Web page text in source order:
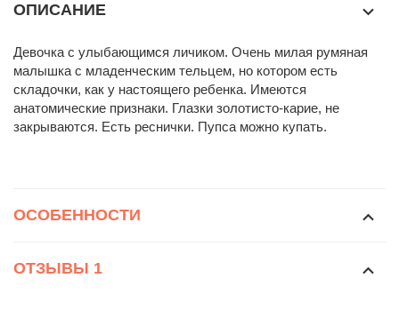
ОПИСАНИЕ
Девочка с улыбающимся личиком. Очень милая румяная
малышка с младенческим тельцем, но котором есть
складочки, как у настоящего ребенка. Имеются
анатомические признаки. Глазки золотисто-карие, не
закрываются. Есть реснички. Пупса можно купать.
ОСОБЕННОСТИ
ОТЗЫВЫ 1